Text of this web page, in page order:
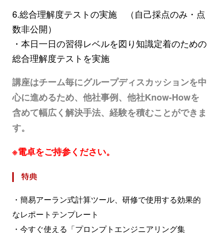
6.総合理解度テストの実施 （自己採点のみ・点
数非公開）
・本日一日の習得レベルを図り知識定着のための
総合理解度テストを実施
講座はチーム毎にグループディスカッションを中
心に進めるため、他社事例、他社Know-Howを
含めて幅広く解決手法、経験を積むことができま
す。
※電卓をご持参ください。
・簡易アーラン式計算ツール、研修で使用する効果的
なレポートテンプレート
・今すぐ使える「プロンプトエンジニアリング集